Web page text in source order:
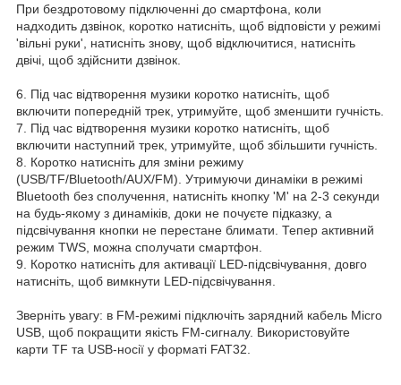
При бездротовому підключенні до смартфона, коли
надходить дзвінок, коротко натисніть, щоб відповісти у режимі
'вільні руки', натисніть знову, щоб відключитися, натисніть
двічі, щоб здійснити дзвінок.
6. Під час відтворення музики коротко натисніть, щоб
включити попередній трек, утримуйте, щоб зменшити гучність.
7. Під час відтворення музики коротко натисніть, щоб
включити наступний трек, утримуйте, щоб збільшити гучність.
8. Коротко натисніть для зміни режиму
(USB/TF/Bluetooth/AUX/FM). Утримуючи динаміки в режимі
Bluetooth без сполучення, натисніть кнопку 'М' на 2-3 секунди
на будь-якому з динаміків, доки не почуєте підказку, а
підсвічування кнопки не перестане блимати. Тепер активний
режим TWS, можна сполучати смартфон.
9. Коротко натисніть для активації LED-підсвічування, довго
натисніть, щоб вимкнути LED-підсвічування.
Зверніть увагу: в FM-режимі підключіть зарядний кабель Micro
USB, щоб покращити якість FM-сигналу. Використовуйте
карти TF та USB-носії у форматі FAT32.